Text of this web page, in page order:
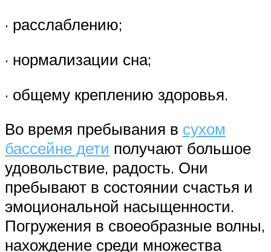
· расслаблению;
· нормализации сна;
· общему креплению здоровья.
Во время пребывания в сухом
бассейне дети получают большое
удовольствие, радость. Они
пребывают в состоянии счастья и
эмоциональной насыщенности.
Погружения в своеобразные волны,
нахождение среди множества